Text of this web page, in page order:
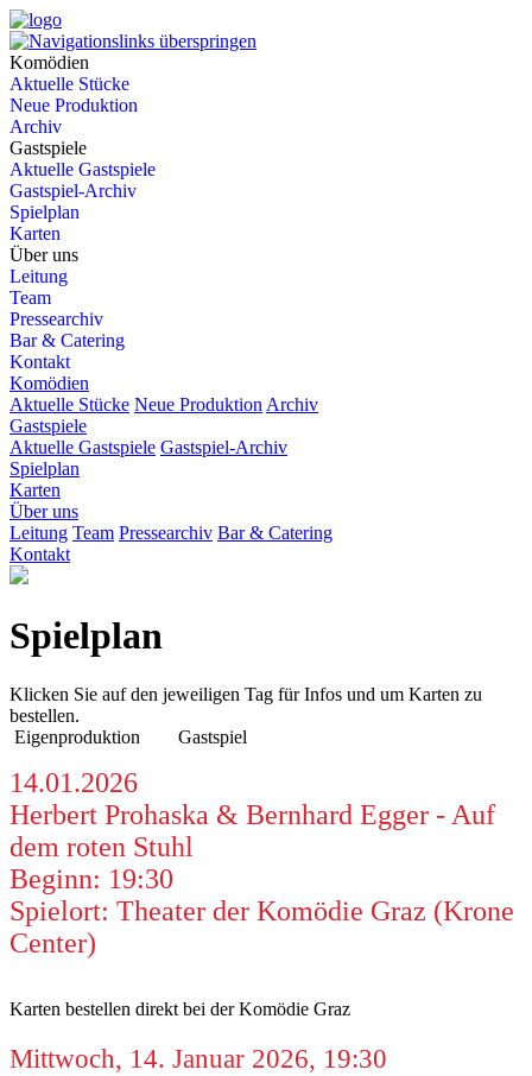
Komödien
Aktuelle Stücke
Neue Produktion
Archiv
Gastspiele
Aktuelle Gastspiele
Gastspiel-Archiv
Spielplan
Karten
Über uns
Leitung
Team
Pressearchiv
Bar & Catering
Kontakt
Komödien
Aktuelle Stücke Neue Produktion Archiv
Gastspiele
Aktuelle Gastspiele Gastspiel-Archiv
Spielplan
Karten
Über uns
Leitung Team Pressearchiv Bar & Catering
Kontakt
Spielplan
Klicken Sie auf den jeweiligen Tag für Infos und um Karten zu
bestellen.
Eigenproduktion
Gastspiel
14.01.2026
Herbert Prohaska & Bernhard Egger - Auf
dem roten Stuhl
Beginn: 19:30
Spielort: Theater der Komödie Graz (Krone
Center)
Karten bestellen direkt bei der Komödie Graz
Mittwoch, 14. Januar 2026, 19:30